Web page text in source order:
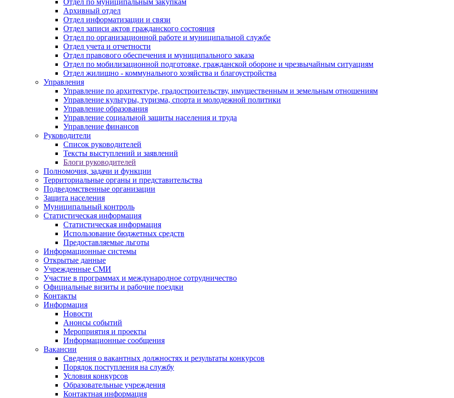
Отдел по муниципальным закупкам
Архивный отдел
Отдел информатизации и связи
Отдел записи актов гражданского состояния
Отдел по организационной работе и муниципальной службе
Отдел учета и отчетности
Отдел правового обеспечения и муниципального заказа
Отдел по мобилизационной подготовке, гражданской обороне и чрезвычайным ситуациям
Отдел жилищно - коммунального хозяйства и благоустройства
Управления
Управление по архитектуре, градостроительству, имущественным и земельным отношениям
Управление культуры, туризма, спорта и молодежной политики
Управление образования
Управление социальной защиты населения и труда
Управление финансов
Руководители
Список руководителей
Тексты выступлений и заявлений
Блоги руководителей
Полномочия, задачи и функции
Территориальные органы и представительства
Подведомственные организации
Защита населения
Муниципальный контроль
Статистическая информация
Статистическая информация
Использование бюджетных средств
Предоставляемые льготы
Информационные системы
Открытые данные
Учрежденные СМИ
Участие в программах и международное сотрудничество
Официальные визиты и рабочие поездки
Контакты
Информация
Новости
Анонсы событий
Мероприятия и проекты
Информационные сообщения
Вакансии
Сведения о вакантных должностях и результаты конкурсов
Порядок поступления на службу
Условия конкурсов
Образовательные учреждения
Контактная информация